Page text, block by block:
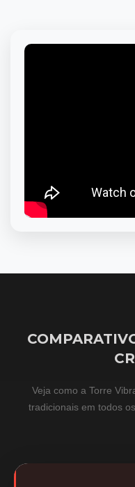
Veja como a Torre
tradicionais em todos